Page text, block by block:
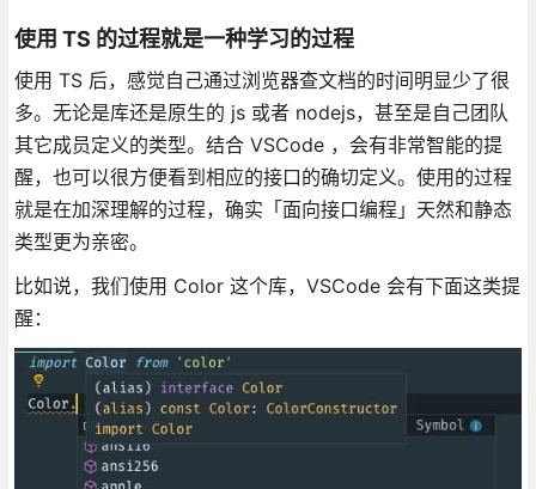
使用 TS 的过程就是一种学习的过程
使用 TS 后，感觉自己通过浏览器查文档的时间明显少了很
多。无论是库还是原生的 js 或者 nodejs，甚至是自己团队
其它成员定义的类型。结合 VSCode ，会有非常智能的提
醒，也可以很方便看到相应的接口的确切定义。使用的过程
就是在加深理解的过程，确实「面向接口编程」天然和静态
类型更为亲密。
比如说，我们使用 Color 这个库，VSCode 会有下面这类提
醒：